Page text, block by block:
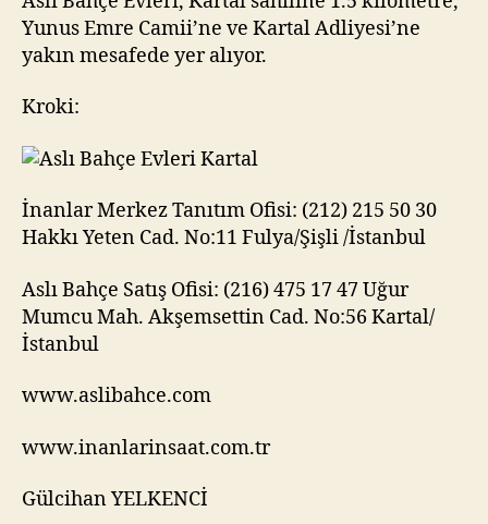
Yunus Emre Camii’ne ve Kartal Adliyesi’ne
yakın mesafede yer alıyor.
Kroki:
İnanlar Merkez Tanıtım Ofisi: (212) 215 50 30
Hakkı Yeten Cad. No:11 Fulya/Şişli /İstanbul
Aslı Bahçe Satış Ofisi: (216) 475 17 47 Uğur
Mumcu Mah. Akşemsettin Cad. No:56 Kartal/
İstanbul
www.aslibahce.com
www.inanlarinsaat.com.tr
Gülcihan YELKENCİ